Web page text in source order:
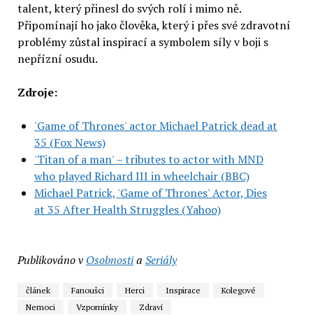
talent, který přinesl do svých rolí i mimo ně.
Připomínají ho jako člověka, který i přes své zdravotní
problémy zůstal inspirací a symbolem síly v boji s
nepřízní osudu.
Zdroje:
'Game of Thrones' actor Michael Patrick dead at
35 (Fox News)
'Titan of a man' – tributes to actor with MND
who played Richard III in wheelchair (BBC)
Michael Patrick, 'Game of Thrones' Actor, Dies
at 35 After Health Struggles (Yahoo)
Publikováno v Osobnostia Seriály
článek Fanoušci Herci Inspirace
Kolegové
Nemoci
Vzpomínky Zdraví